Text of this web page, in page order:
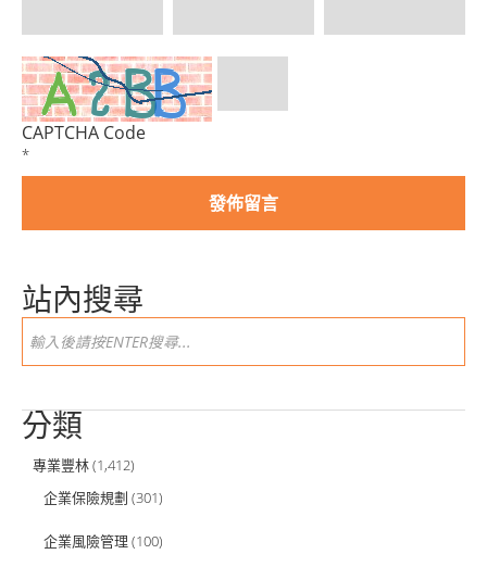
CAPTCHA Code
*
站內搜尋
分類
專業豐林(1,412)
企業保險規劃 (301)
企業風險管理 (100)